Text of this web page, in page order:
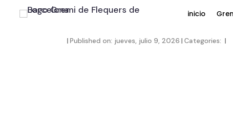
inicio
| Published on: jueves, julio 9, 2026 | Categories: |